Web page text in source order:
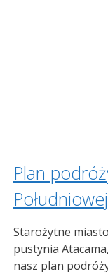
Plan
Południowej
Starożytne
pustynia
nasz plan